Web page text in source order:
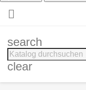

search
clear